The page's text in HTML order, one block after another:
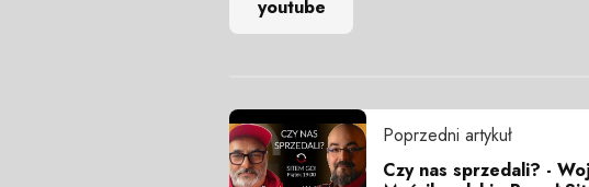
youtube
Poprzedni artykuł
Czy nas sprzedali? -